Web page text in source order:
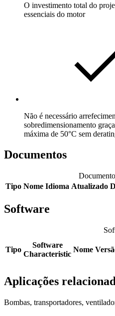
O investimento total do
essenciais do motor
Não é necessário
sobredimensionamento
máxima de 50°C sem
Documentos
Tipo Nome Idioma Atualizado
Software
Tipo
Software
Characteristic
Nome
Aplicações
Bombas, transportadores,